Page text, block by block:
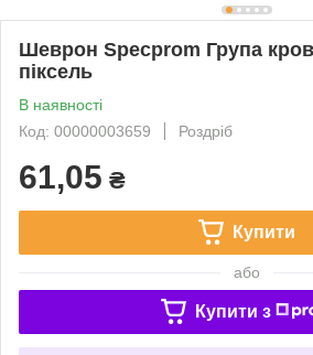
Шеврон Specprom Група
піксель
В наявності
Код: 00000003659
Роздріб
61,05 ₴
Купити
або
Купити з